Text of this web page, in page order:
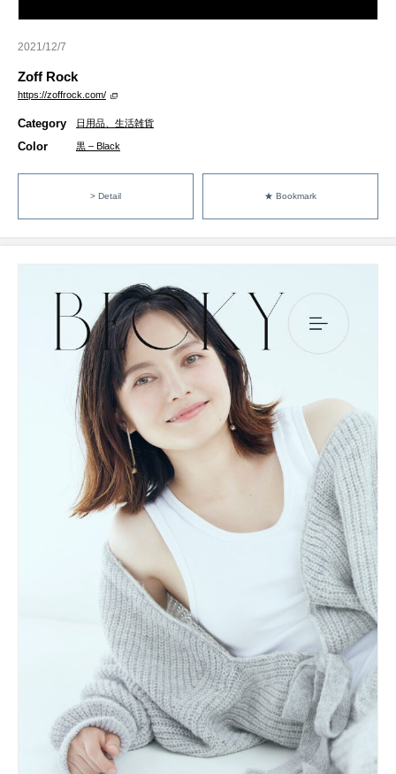
2021/12/7
Zoff Rock
https://zoffrock.com/
Category 日用品、生活雑貨
Color 黒 – Black
> Detail ★ Bookmark